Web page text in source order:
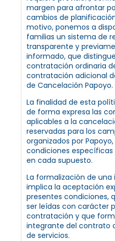
margen para afrontar
cambios de
motivo, ponemos a
familias un sistema de
transparente y
informado, que
contratación ordinaria
contratación adicional
de Cancelación Papoyo.
La finalidad de esta
de forma expresa las
aplicables a la
reservadas para los
organizados por
condiciones
en cada supuesto.
La formalización de una
implica la aceptación
presentes condiciones,
ser leídas con carácter
contratación y que
integrante del contrato
de servicios.